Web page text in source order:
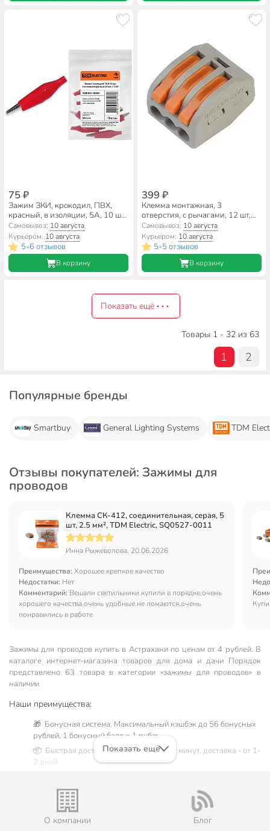
75 ₽
Зажим ЗКИ, крокодил, ПВХ,
красный, в изоляции, 5А, 10 шт,
46 мм, TDM Electric, SQ0541-
0003
Самовывоз: 10 августа
Курьером: 10 августа
5•6 отзывов
В корзину
399 ₽
Клемма монтажная, 3
отверстия, с рычагами, 12 шт,
Smartbuy, SBE-cwcc-3-rp
Самовывоз: 10 августа
Курьером: 10 августа
5•5 отзывов
В корзину
Показать ещё
Товары 1 - 32 из 63
1 2
Популярные бренды
Smartbuy General Lighting Systems TDM
Отзывы покупателей: Зажимы для
проводов
Клемма СК-412, соединительная, серая, 5
шт, 2.5 мм², TDM Electric, SQ0527-0011
Инна Рыжеволова, 20.06.2026
Преимущества: Хорошее крепкое качество
Недостатки: Нет
Комментарий: Вешали светильники.купили в порядке,очень
хорошего качества.очень удобные.не ломаются.очень
понравились в работе
Зажимы для проводов купить в Астрахани по ценам от 4 рублей. В
каталоге интернет-магазина товаров для дома и дачи Порядок
представлено 63 товара в категории «зажимы для проводов» в
наличии
Наши преимущества:
🎁 Бонусная система. Максимальный кэшбэк до 56 бонусных
рублей, 1 бонусный балл = 1 рубль.
📦 Быстрая доставка. Самовывоз от 60 минут, доставка - от 1-
2 дней.
Жители Астраханской области могут сделать заказ и оплатить
его онлайн на официальном сайте сети магазинов Порядок.
Мы предлагаем бесплатную курьерскую доставку для товара
«зажимы для проводов» при заказе от 3000 рублей в такие
Показать ещё
О компании Блог